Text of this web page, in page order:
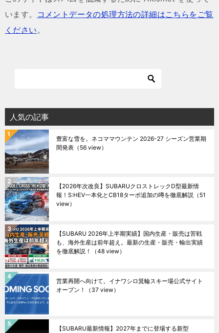
います。
コメントデータの処理方法の詳細はこちらをご覧
ください。
人気の記事
豊富な雪を。ネコママウンテン 2026-27 シーズン営業期
間発表 （56 view）
【2026年次改良】SUBARUクロストレックD型最新情
報！S:HEV一本化とCB18ターボ追加の噂を徹底解説 （51
view）
【SUBARU 2026年上半期実績】国内生産・販売は苦戦
も、海外生産は前年超え。最新の生産・販売・輸出実績
を徹底解説！
（48 view）
営業再開へ向けて。イナワシロ箕輪スキー場公式サイト
オープン！
（37 view）
【SUBARU最新情報】2027年までに登場する新型